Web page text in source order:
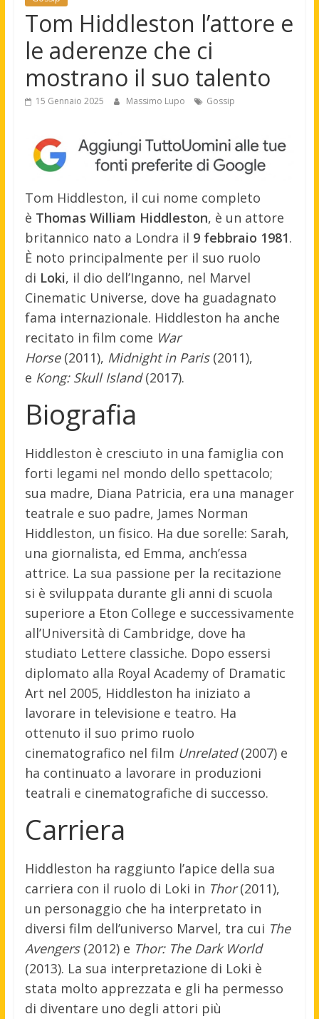
Tom Hiddleston l’attore e
le aderenze che ci
mostrano il suo talento
15 Gennaio 2025 Massimo Lupo Gossip
Tom Hiddleston, il cui nome completo
è Thomas William Hiddleston, è un attore
britannico nato a Londra il 9 febbraio 1981.
È noto principalmente per il suo ruolo
di Loki, il dio dell’Inganno, nel Marvel
Cinematic Universe, dove ha guadagnato
fama internazionale. Hiddleston ha anche
recitato in film come War
Horse(2011), Midnight in Paris(2011),
e Kong: Skull Island(2017).
Biografia
Hiddleston è cresciuto in una famiglia con
forti legami nel mondo dello spettacolo;
sua madre, Diana Patricia, era una manager
teatrale e suo padre, James Norman
Hiddleston, un fisico. Ha due sorelle: Sarah,
una giornalista, ed Emma, anch’essa
attrice. La sua passione per la recitazione
si è sviluppata durante gli anni di scuola
superiore a Eton College e successivamente
all’Università di Cambridge, dove ha
studiato Lettere classiche. Dopo essersi
diplomato alla Royal Academy of Dramatic
Art nel 2005, Hiddleston ha iniziato a
lavorare in televisione e teatro. Ha
ottenuto il suo primo ruolo
cinematografico nel film Unrelated(2007) e
ha continuato a lavorare in produzioni
teatrali e cinematografiche di successo.
Carriera
Hiddleston ha raggiunto l’apice della sua
carriera con il ruolo di Loki in Thor(2011),
un personaggio che ha interpretato in
diversi film dell’universo Marvel, tra cui The
Avengers(2012) e Thor: The Dark World
(2013). La sua interpretazione di Loki è
stata molto apprezzata e gli ha permesso
di diventare uno degli attori più